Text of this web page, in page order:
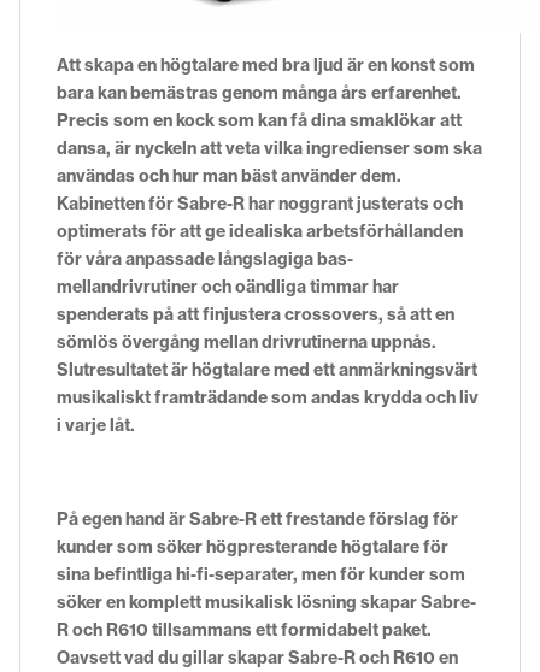
Att skapa en högtalare med bra ljud är en konst som
bara kan bemästras genom många års erfarenhet.
Precis som en kock som kan få dina smaklökar att
dansa, är nyckeln att veta vilka ingredienser som ska
användas och hur man bäst använder dem.
Kabinetten förSabre-Rhar noggrant justerats och
optimerats för att ge idealiska arbetsförhållanden
för våra anpassadelångslagigabas-
mellandrivrutineroch oändliga timmar har
spenderats på att finjustera crossovers, så att en
sömlös övergång mellan drivrutinerna uppnås.
Slutresultatet är högtalare med ett anmärkningsvärt
musikaliskt framträdande som andas krydda och liv
i varje låt.
På egen hand är Sabre-R ett frestande förslag för
kunder som söker högpresterande högtalare för
sina befintliga hi-fi-separater, men för kunder som
söker en komplett musikalisk lösning skaparSabre-
Roch R610 tillsammans ett formidabelt paket.
Oavsett vad du gillar skaparSabre-Roch R610 en